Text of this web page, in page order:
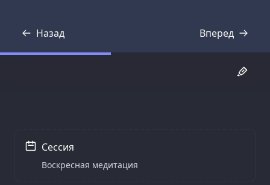
Назад
Стенограмма Вперед
Стенограмма
Сессия
Воскресная медитация